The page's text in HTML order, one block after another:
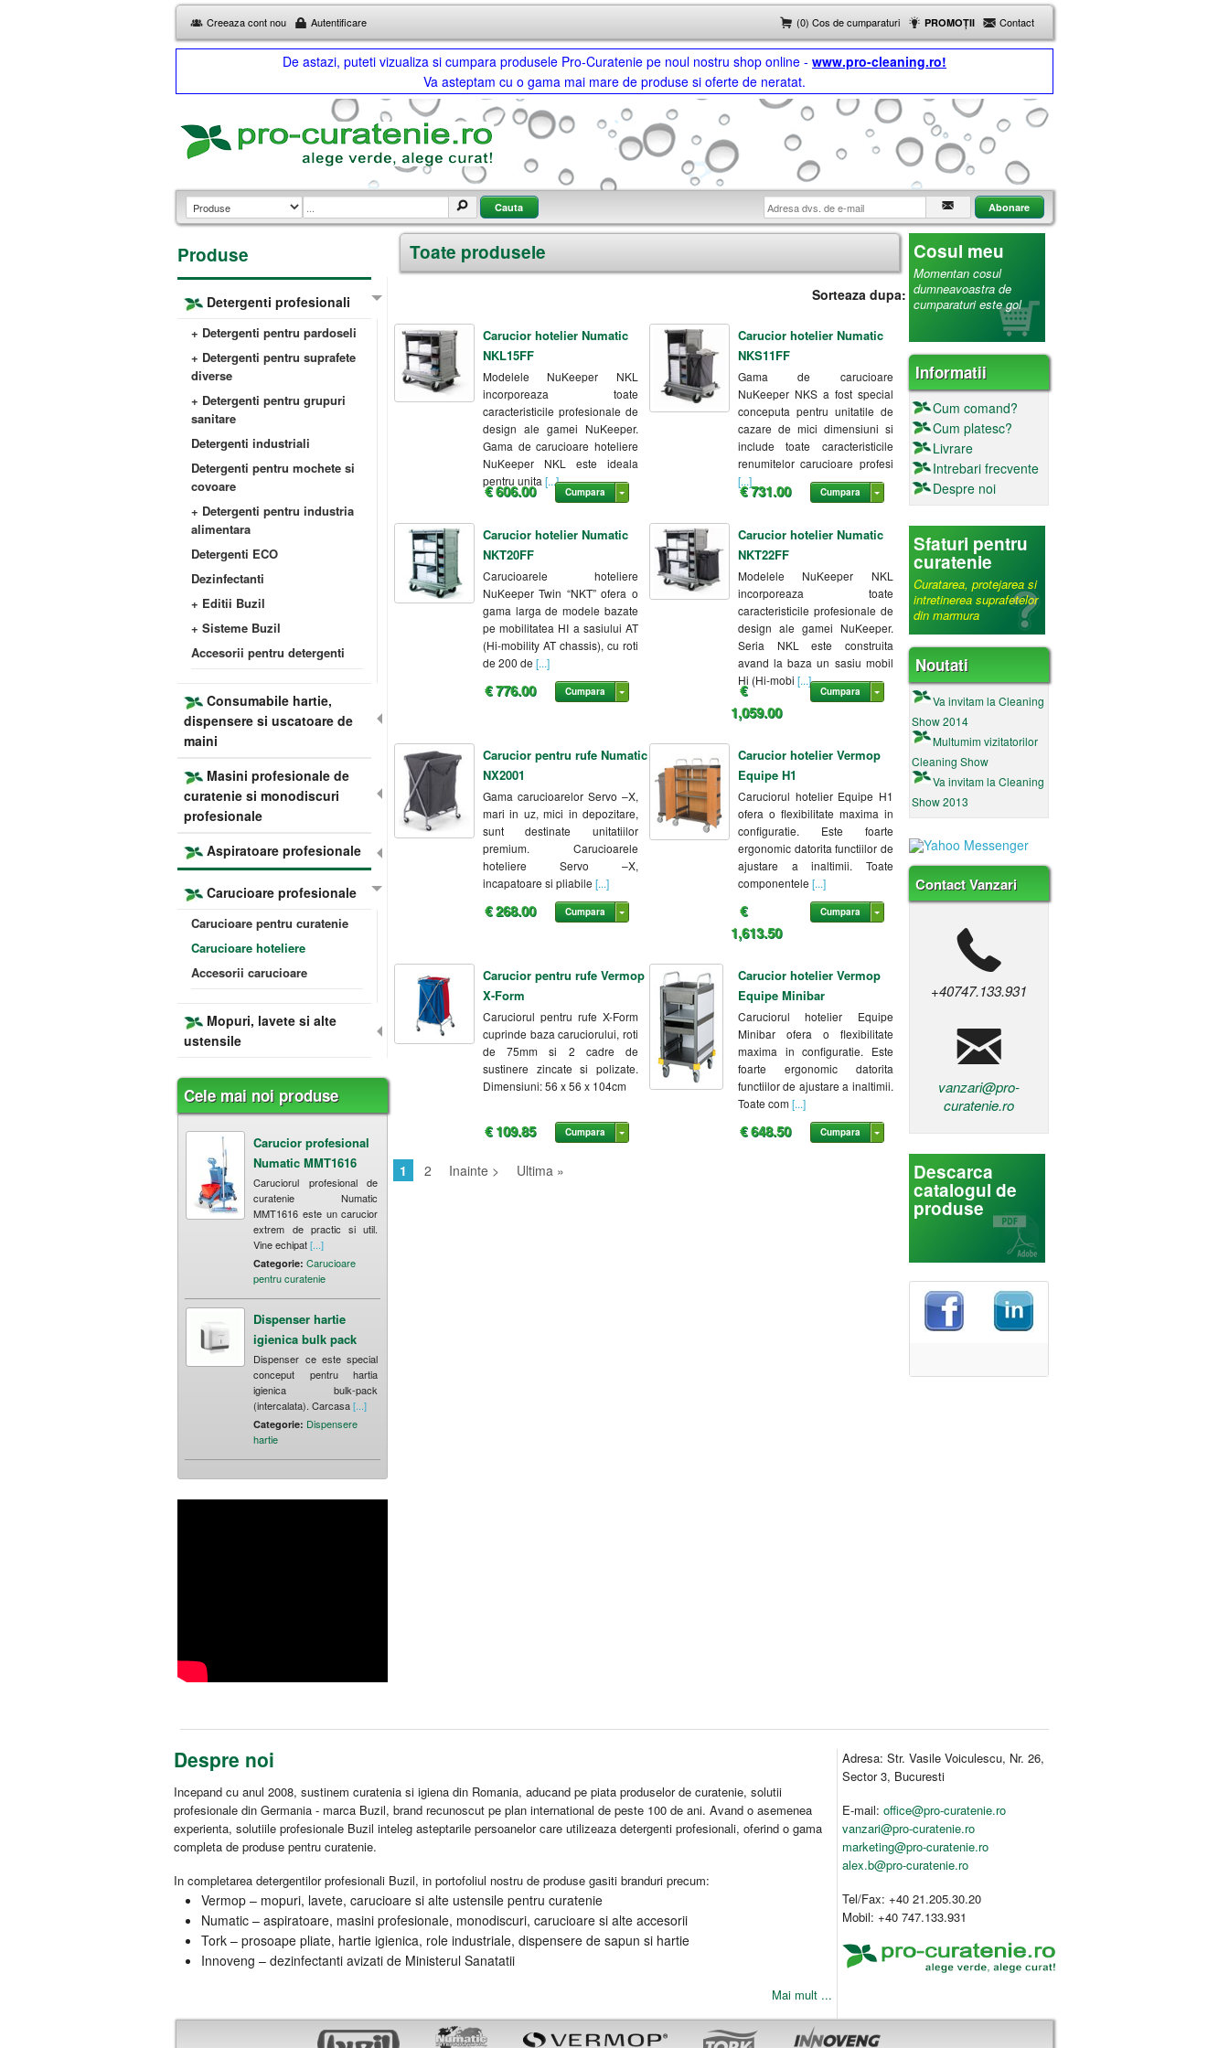
Creeaza cont nou Autentificare (0) Cos de cumparaturi PROMOȚII Contact
De astazi, puteti vizualiza si cumpara produsele Pro-Curatenie pe noul nostru shop online - www.pro-cleaning.ro!
Va asteptam cu o gama mai mare de produse si oferte de neratat.
Toate produsele
Sorteaza dupa:
Carucior hotelier Numatic
NKL15FF
Modelele NuKeeper NKL
incorporeaza toate
caracteristicile profesionale de
design ale gamei NuKeeper.
Gama de carucioare hoteliere
NuKeeper NKL este ideala
pentru unita [...]
€ 606.00 Cumpara
Carucior hotelier Numatic
NKS11FF
Gama de carucioare
NuKeeper NKS a fost special
conceputa pentru unitatile de
cazare de mici dimensiuni si
include toate caracteristicile
renumitelor carucioare profesi
[...]
€ 731.00 Cumpara
Carucior hotelier Numatic
NKT20FF
Carucioarele hoteliere
NuKeeper Twin “NKT” ofera o
gama larga de modele bazate
pe mobilitatea HI a sasiului AT
(Hi-mobility AT chassis), cu roti
de 200 de [...]
€ 776.00 Cumpara
Carucior hotelier Numatic
NKT22FF
Modelele NuKeeper NKL
incorporeaza toate
caracteristicile profesionale de
design ale gamei NuKeeper.
Seria NKL este construita
avand la baza un sasiu mobil
Hi (Hi-mobi [...]
€
1,059.00
Cumpara
Carucior pentru rufe Numatic
NX2001
Gama carucioarelor Servo –X,
mari in uz, mici in depozitare,
sunt destinate unitatiilor
premium. Carucioarele
hoteliere Servo –X,
incapatoare si pliabile [...]
€ 268.00 Cumpara
Carucior hotelier Vermop
Equipe H1
Caruciorul hotelier Equipe H1
ofera o flexibilitate maxima in
configuratie. Este foarte
ergonomic datorita functiilor de
ajustare a inaltimii. Toate
componentele [...]
€
1,613.50
Cumpara
Carucior pentru rufe Vermop
X-Form
Caruciorul pentru rufe X-Form
cuprinde baza caruciorului, roti
de 75mm si 2 cadre de
sustinere zincate si polizate.
Dimensiuni: 56 x 56 x 104cm
€ 109.85 Cumpara
Carucior hotelier Vermop
Equipe Minibar
Caruciorul hotelier Equipe
Minibar ofera o flexibilitate
maxima in configuratie. Este
foarte ergonomic datorita
functiilor de ajustare a inaltimii.
Toate com[...]
€ 648.50 Cumpara
1 2 Inainte > Ultima »
Produse
Detergenti profesionali
+ Detergenti pentru pardoseli
+ Detergenti pentru suprafete
diverse
+ Detergenti pentru grupuri
sanitare
Detergenti industriali
Detergenti pentru mochete si
covoare
+ Detergenti pentru industria
alimentara
Detergenti ECO
Dezinfectanti
+ Editii Buzil
+ Sisteme Buzil
Accesorii pentru detergenti
Consumabile hartie,
dispensere si uscatoare de
maini
Masini profesionale de
curatenie si monodiscuri
profesionale
Aspiratoare profesionale
Carucioare profesionale
Carucioare pentru curatenie
Carucioare hoteliere
Accesorii carucioare
Mopuri, lavete si alte
ustensile
Cele mai noi produse
Carucior profesional
Numatic MMT1616
Caruciorul profesional de
curatenie Numatic
MMT1616 este un carucior
extrem de practic si util.
Vine echipat[...]
Categorie: Carucioare
pentru curatenie
Dispenser hartie
igienica bulk pack
Dispenser ce este special
conceput pentru hartia
igienica bulk-pack
(intercalata). Carcasa[...]
Categorie: Dispensere
hartie
Cosul meu
Momentan cosul
dumneavoastra de
cumparaturi este gol
Informatii
Cum comand?
Cum platesc?
Livrare
Intrebari frecvente
Despre noi
Sfaturi pentru
curatenie
Curatarea, protejarea si
intretinerea suprafetelor
din marmura
Noutati
Va invitam la Cleaning
Show 2014
Multumim vizitatorilor
Cleaning Show
Va invitam la Cleaning
Show 2013
Contact Vanzari
+40747.133.931
vanzari@pro-
curatenie.ro
Descarca
catalogul de
produse
Despre noi
Incepand cu anul 2008, sustinem curatenia si igiena din Romania, aducand pe piata produselor de curatenie, solutii
profesionale din Germania - marca Buzil, brand recunoscut pe plan international de peste 100 de ani. Avand o asemenea
experienta, solutiile profesionale Buzil inteleg asteptarile persoanelor care utilizeaza detergenti profesionali, oferind o gama
completa de produse pentru curatenie.
In completarea detergentilor profesionali Buzil, in portofoliul nostru de produse gasiti branduri precum:
Vermop – mopuri, lavete, carucioare si alte ustensile pentru curatenie
Numatic – aspiratoare, masini profesionale, monodiscuri, carucioare si alte accesorii
Tork – prosoape pliate, hartie igienica, role industriale, dispensere de sapun si hartie
Innoveng – dezinfectanti avizati de Ministerul Sanatatii
Mai mult ...
Adresa: Str. Vasile Voiculescu, Nr. 26,
Sector 3, Bucuresti
E-mail: office@pro-curatenie.ro
vanzari@pro-curatenie.ro
marketing@pro-curatenie.ro
alex.b@pro-curatenie.ro
Tel/Fax: +40 21.205.30.20
Mobil: +40 747.133.931